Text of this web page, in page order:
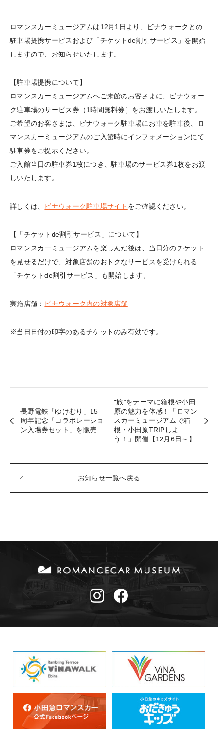
ロマンスカーミュージアムは12月1日より、ビナウォークとの
駐車場提携サービスおよび「チケットde割引サービス」を開始
しますので、お知らせいたします。
【駐車場提携について】
ロマンスカーミュージアムへご来館のお客さまに、ビナウォー
ク駐車場のサービス券（1時間無料券）をお渡しいたします。
ご希望のお客さまは、ビナウォーク駐車場にお車を駐車後、ロ
マンスカーミュージアムのご入館時にインフォメーションにて
駐車券をご提示ください。
ご入館当日の駐車券1枚につき、駐車場のサービス券1枚をお渡
しいたします。
詳しくは、 ビナウォーク駐車場サイト をご確認ください。
【「チケットde割引サービス」について】
ロマンスカーミュージアムを楽しんだ後は、当日分のチケット
を見せるだけで、対象店舗のおトクなサービスを受けられる
「チケットde割引サービス」も開始します。
実施店舗： ビナウォーク内の対象店舗
※当日日付の印字のあるチケットのみ有効です。
長野電鉄「ゆけむり」15
周年記念「コラボレーショ
ン入場券セット」を販売
“旅”をテーマに箱根や小田
原の魅力を体感！「ロマン
スカーミュージアムで箱
根・小田原TRIPしよ
う！」開催【12月6日～】
お知らせ一覧へ戻る